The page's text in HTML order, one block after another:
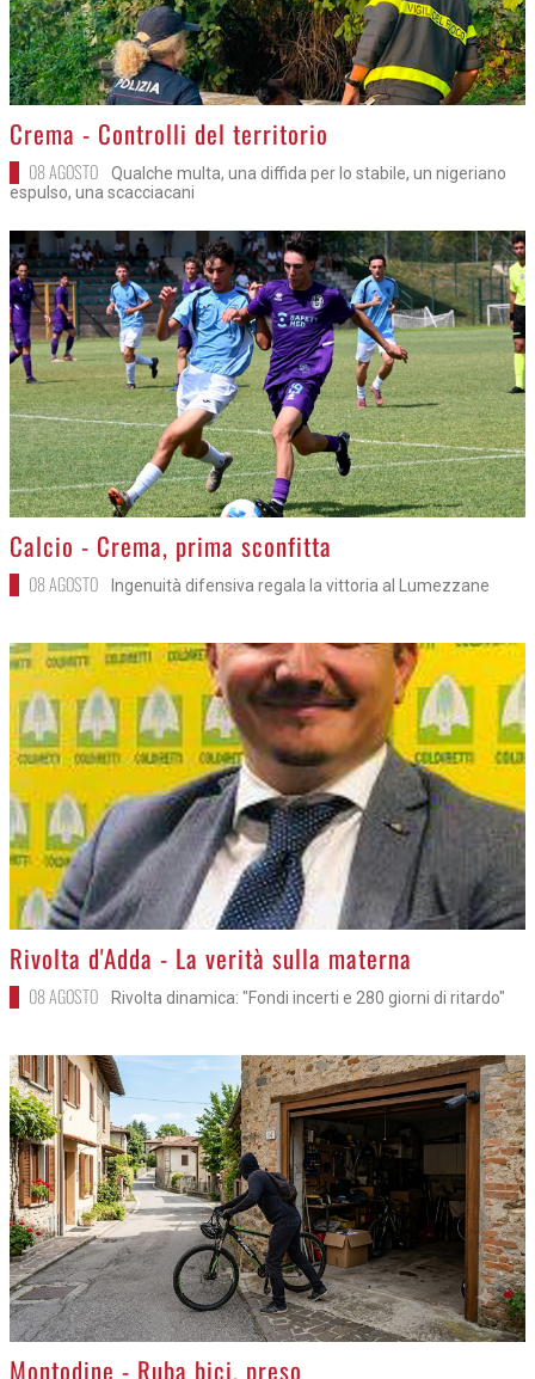
>
Crema - Controlli del territorio
08 AGOSTO
Qualche multa, una diffida per lo stabile, un nigeriano
espulso, una scacciacani
>
Calcio - Crema, prima sconfitta
08 AGOSTO Ingenuità difensiva regala la vittoria al Lumezzane
>
Rivolta d'Adda - La verità sulla materna
08 AGOSTO Rivolta dinamica: "Fondi incerti e 280 giorni di ritardo"
>Montodine - Ruba bici, preso